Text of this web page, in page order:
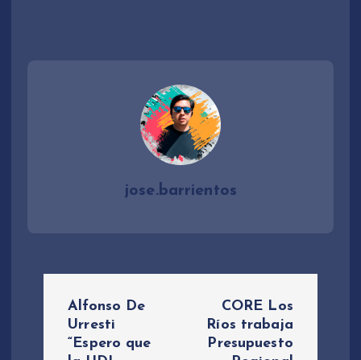
jose.barrientos
Alfonso De
Urresti
“Espero que
CORE Los
Ríos trabaja
Presupuesto